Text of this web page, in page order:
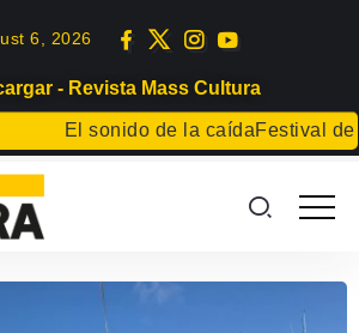
- Revista Mass Cultura
El sonido de la caída Festival de
6, 2026